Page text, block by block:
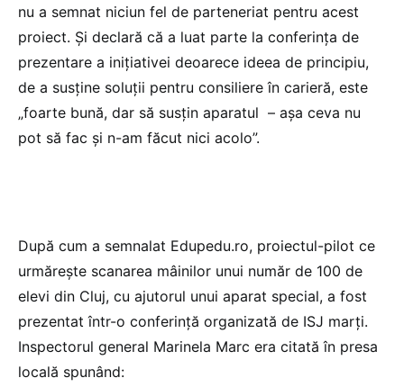
nu a semnat niciun fel de parteneriat pentru acest
proiect. Și declară că a luat parte la conferința de
prezentare a inițiativei deoarece ideea de principiu,
de a susține soluții pentru consiliere în carieră, este
„foarte bună, dar să susțin aparatul – așa ceva nu
pot să fac și n-am făcut nici acolo”.
După cum a semnalat Edupedu.ro, proiectul-pilot ce
urmărește scanarea mâinilor unui număr de 100 de
elevi din Cluj, cu ajutorul unui aparat special, a fost
prezentat într-o conferință organizată de ISJ marți.
Inspectorul general Marinela Marc era citată în presa
locală spunând: